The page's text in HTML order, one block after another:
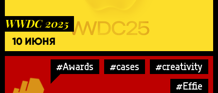
WWDC 2025
10 ИЮНЯ
#Awards #cases
#creativity
#Effie